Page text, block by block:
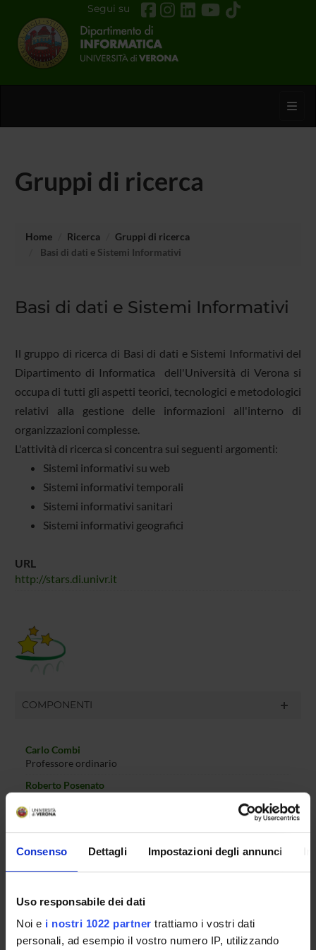
Consenso Dettagli Impostazioni degli annunci
Uso responsabile dei dati
Noi e i nostri 1022 partner trattiamo i vostri dati
personali, ad esempio il vostro numero IP, utilizzando
Segui su
Gruppi di ricerca
Home Ricerca
Gruppi di ricerca
Basi di dati e Sistemi Informativi
Basi di dati e Sistemi Informativi
Il gruppo di ricerca di Basi di dati e Sistemi Informativi del
Dipartimento di Informatica dell'Università di Verona si
occupa di tutti gli aspetti teorici, tecnologici e metodologici
relativi alla gestione delle informazioni all'interno di
organizzazioni complesse.
L'attività di ricerca si concentra sui seguenti argomenti:
Sistemi informativi su web
Sistemi informativi temporali
Sistemi informativi sanitari
Sistemi informativi geografici
URL
http://stars.di.univr.it
COMPONENTI
Carlo Combi
Professore ordinario
Roberto Posenato
Matteo Mantovani
Ricercatore a tempo determinato
Professore associato
Pietro Sala
Professore associato